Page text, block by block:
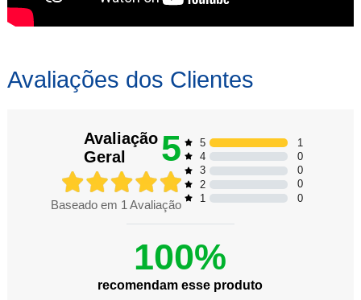
Avaliações dos Clientes
Avaliação
Geral
5
Baseado em 1 Avaliação
5
1
4
0
3
0
2
0
1
0
100%
recomendam esse produto